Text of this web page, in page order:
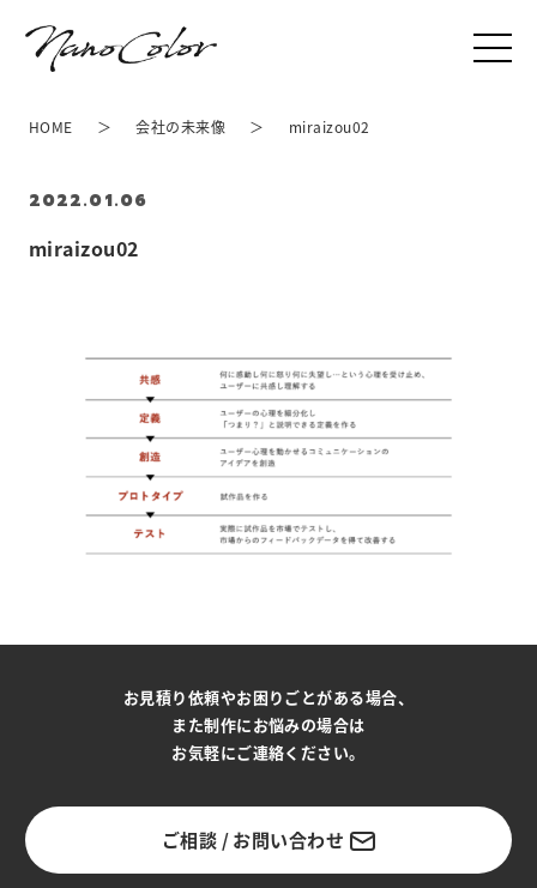
miraizou02
2022.01.06
HOME 会社の未来像 miraizou02
お見積り依頼やお困りごとがある場合、
また制作にお悩みの場合は
お気軽にご連絡ください。
ご相談 / お問い合わせ